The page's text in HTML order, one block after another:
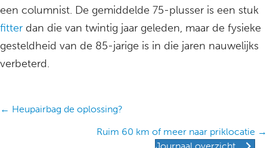
een columnist. De gemiddelde 75-plusser is een stuk
fitter dan die van twintig jaar geleden, maar de fysieke
gesteldheid van de 85-jarige is in die jaren nauwelijks
verbeterd.
Posts
← Heupairbag de oplossing?
Ruim 60 km of meer naar priklocatie →